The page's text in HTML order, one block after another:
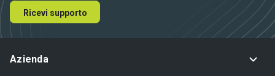
Ricevi supporto
Azienda